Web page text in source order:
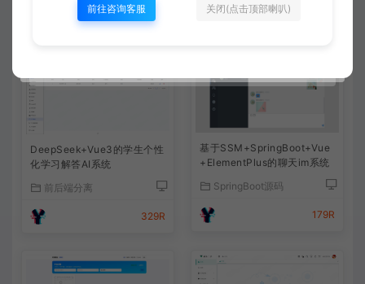
DeepSeek+Vue3的学生个性
化学习解答AI系统
前后端分离
329R
基于SSM+SpringBoot+Vue
+ElementPlus的聊天im系统
SpringBoot源码
179R
前往咨询客服 关闭(点击顶部喇叭)